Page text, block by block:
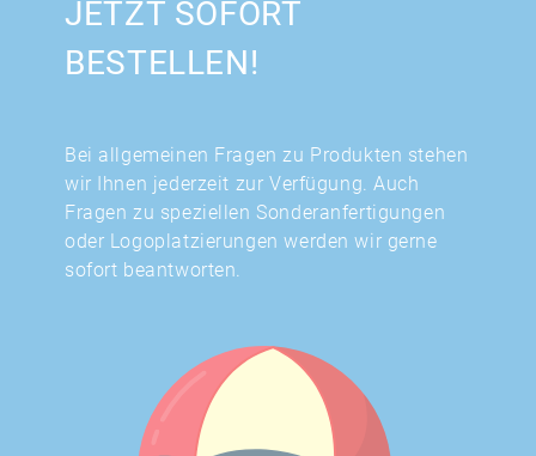
JETZT SOFORT
BESTELLEN!
Bei allgemeinen Fragen zu Produkten stehen
wir Ihnen jederzeit zur Verfügung. Auch
Fragen zu speziellen Sonderanfertigungen
oder Logoplatzierungen werden wir gerne
sofort beantworten.